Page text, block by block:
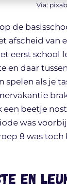
Via:
de
afscheid van
eerst school
en daar
spelen als je
een beetje
was
8 was toch
en